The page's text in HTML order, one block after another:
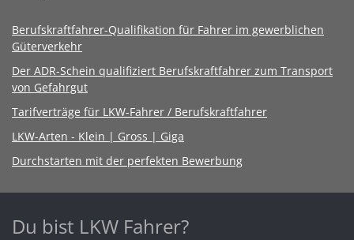
Berufskraftfahrer-Qualifikation für Fahrer im gewerblichen
Güterverkehr
Der ADR-Schein qualifiziert Berufskraftfahrer zum Transport
von Gefahrgut
Tarifverträge für LKW-Fahrer / Berufskraftfahrer
LKW-Arten - Klein | Gross | Giga
Durchstarten mit der perfekten Bewerbung
Du bist LKW Fahrer?